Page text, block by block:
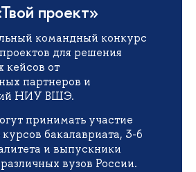
проект»
командный конкурс
для решения
кейсов от
партнеров и
НИУ ВШЭ.
принимать участие
бакалавриата, 3-6
и выпускники
вузов России.